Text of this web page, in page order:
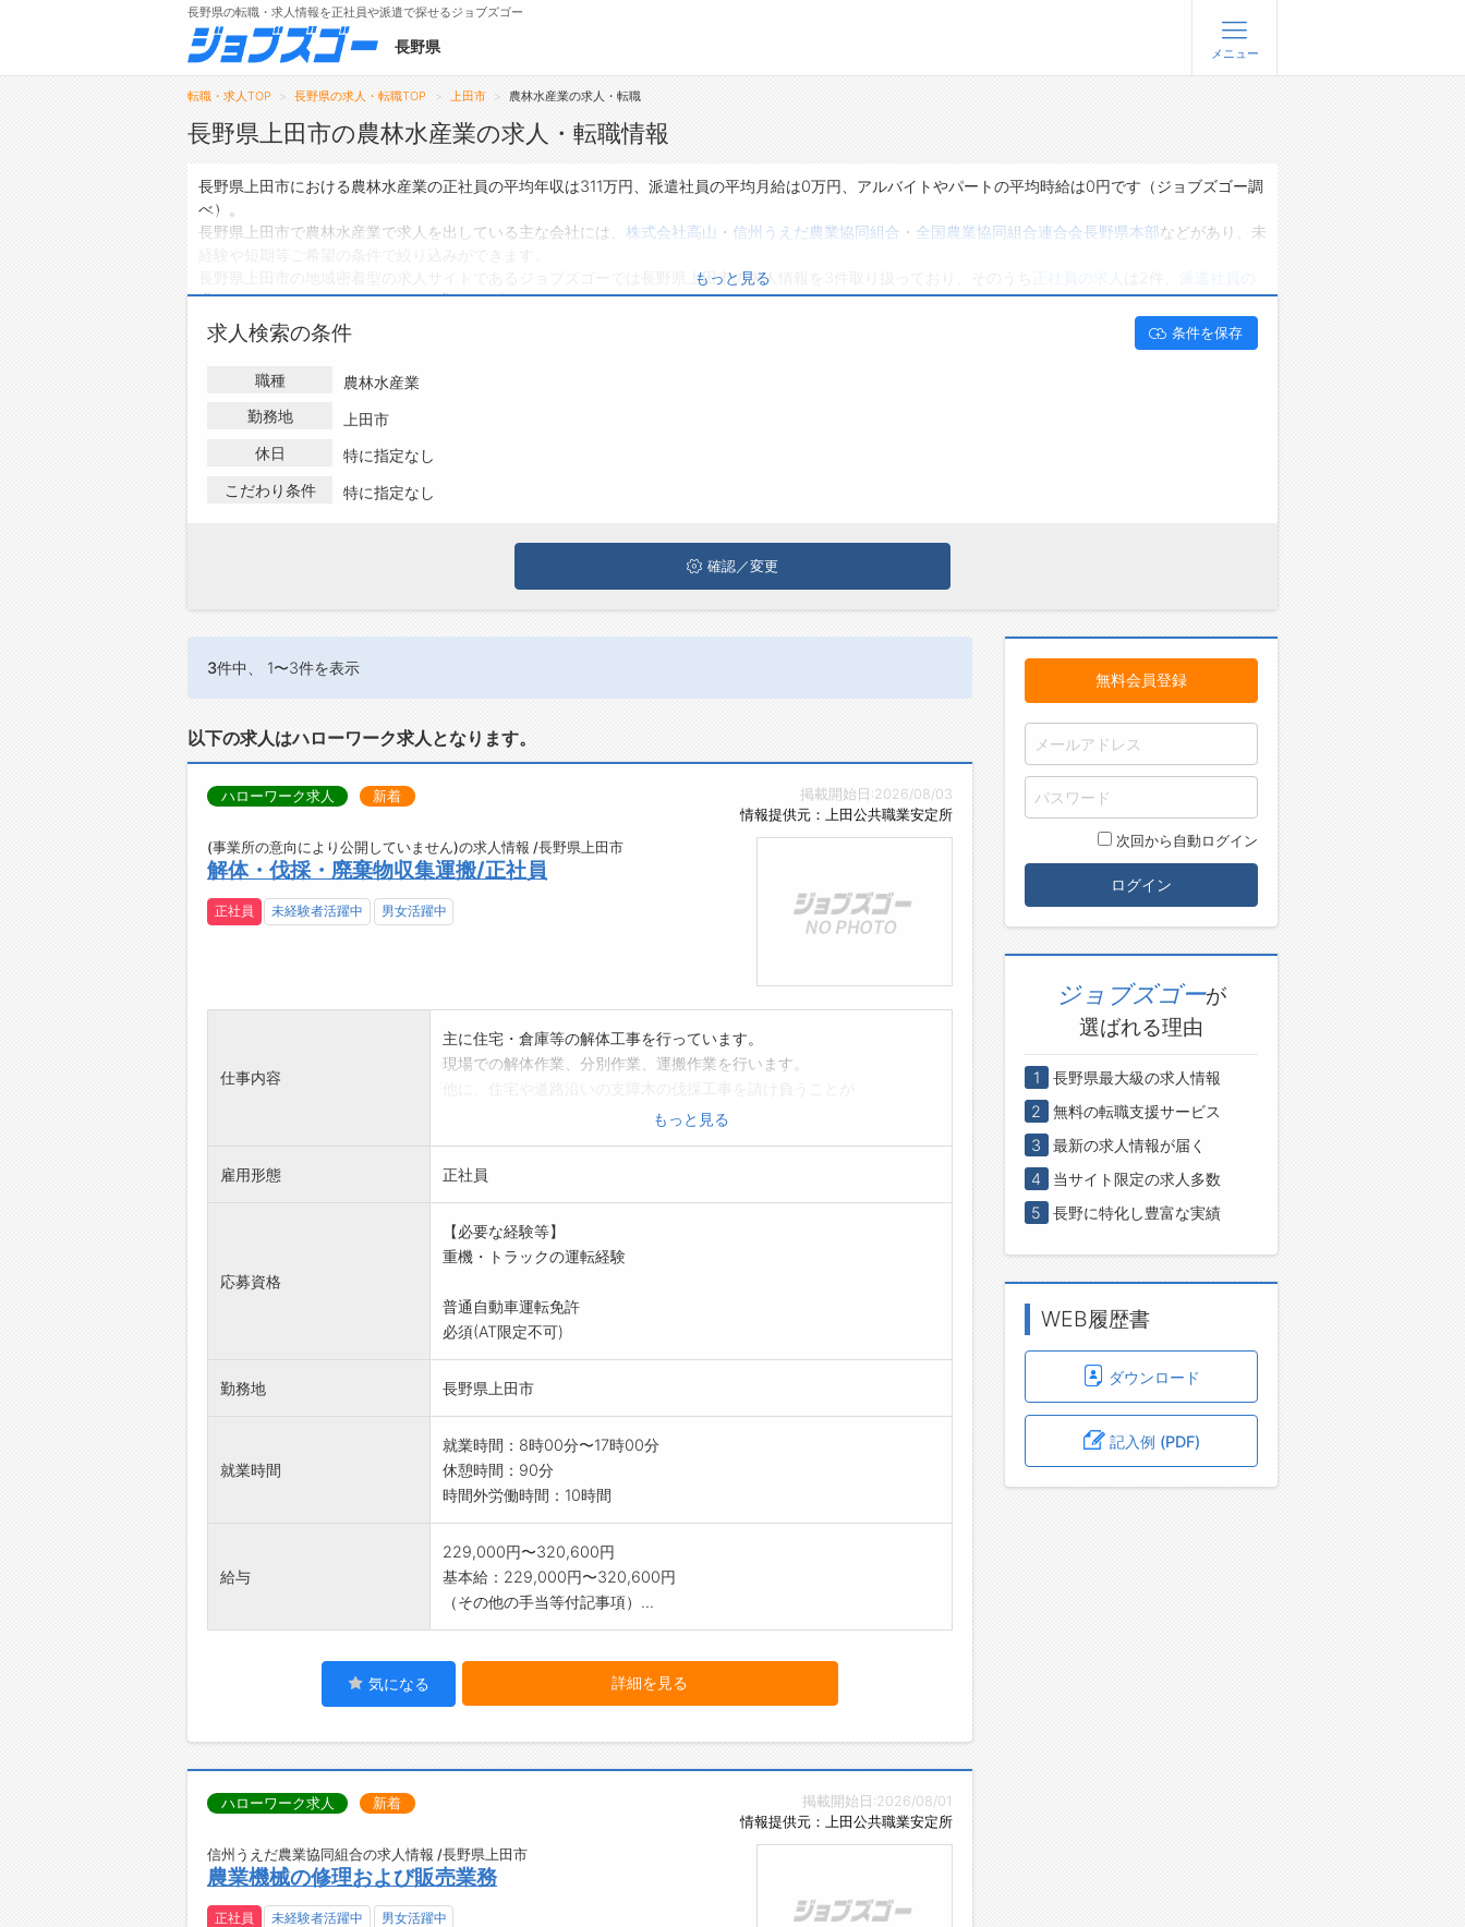
メニュー
トップ
長野県の求人検索で選ばれる理由
転職支援サービスについて
転職支援サービス
ジョブズゴーについて
会社概要
長野県の転職・求人情報を正社員や派遣で探せるジョブズゴー
長野県 メニュー
転職・求人TOP 長野県の求人・転職TOP 上田市 農林水産業の求人・転職
長野県上田市の農林水産業の求人・転職情報
長野県上田市における農林水産業の正社員の平均年収は311万円、派遣社員の平均月給は0万円、アルバイトやパートの平均時給は0円です（ジョブズゴー調
べ）。
長野県上田市で農林水産業で求人を出している主な会社には、 株式会社高山 ・ 信州うえだ農業協同組合 ・ 全国農業協同組合連合会長野県本部などがあり、未
長野県上田市の地域密着型の求人サイトであるジョブズゴーでは長野県上田市の求人情報を3件取り扱っており、そのうち
求人は0件、アルバイト・パートの求人は0件です。
ハローワークにはない求人も多数扱っており、転職だけでなく、第二新卒から50代・60代以上の方の再就職も可能です。 長野県上田市で農林水産業の求
人・転職情報を探している方は、ぜひ興味のある職種に応募してみてくださいね。
もっと見る
求人検索の条件 条件を保存
職種
農林水産業
勤務地
上田市
休日
特に指定なし
こだわり条件
特に指定なし
確認／変更
3件中、 1〜3件を表示
以下の求人はハローワーク求人となります。
掲載開始日:2026/08/03
情報提供元：上田公共職業安定所
ハローワーク求人 新着
(事業所の意向により公開していません)の求人情報 /長野県上田市
解体・伐採・廃棄物収集運搬/正社員
正社員 未経験者活躍中 男女活躍中
仕事内容
主に住宅・倉庫等の解体工事を行っています。
現場での解体作業、分別作業、運搬作業を行います。
回収先は、主に事業所や一般家庭です。
※作業現場は東信地域一体で、2～4名のグループで作業します。
※就業場所に集まって、従業員みんなで移動します。
もっと見る
雇用形態 正社員
応募資格
【必要な経験等】
重機・トラックの運転経験
普通自動車運転免許
必須(AT限定不可)
勤務地 長野県上田市
就業時間
就業時間：8時00分〜17時00分
休憩時間：90分
時間外労働時間：10時間
給与
229,000円〜320,600円
基本給：229,000円〜320,600円
（その他の手当等付記事項）...
気になる 詳細を見る
掲載開始日:2026/08/01
情報提供元：上田公共職業安定所
ハローワーク求人 新着
信州うえだ農業協同組合の求人情報 /長野県上田市
農業機械の修理および販売業務
正社員 未経験者活躍中 男女活躍中
無料会員登録
次回から自動ログイン
ログイン
ジョブズゴーが
選ばれる理由
1
長野県最大級の求人情報
2
無料の転職支援サービス
3
最新の求人情報が届く
4
当サイト限定の求人多数
5
長野に特化し豊富な実績
WEB履歴書
ダウンロード
記入例 (PDF)